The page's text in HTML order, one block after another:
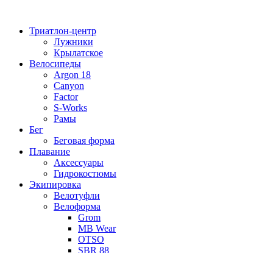
содержимому
Триатлон-центр
Лужники
Крылатское
Велосипеды
Argon 18
Canyon
Factor
S-Works
Рамы
Бег
Беговая форма
Плавание
Аксессуары
Гидрокостюмы
Экипировка
Велотуфли
Велоформа
Grom
MB Wear
OTSO
SBR 88